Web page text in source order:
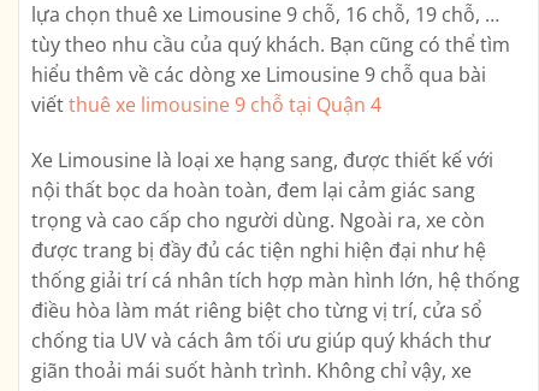
lựa chọn thuê xe Limousine 9 chỗ, 16 chỗ, 19 chỗ, …
tùy theo nhu cầu của quý khách. Bạn cũng có thể tìm
hiểu thêm về các dòng xe Limousine 9 chỗ qua bài
viếtthuê xe limousine 9 chỗ tại Quận 4
Xe Limousine là loại xe hạng sang, được thiết kế với
nội thất bọc da hoàn toàn, đem lại cảm giác sang
trọng và cao cấp cho người dùng. Ngoài ra, xe còn
được trang bị đầy đủ các tiện nghi hiện đại như hệ
thống giải trí cá nhân tích hợp màn hình lớn, hệ thống
điều hòa làm mát riêng biệt cho từng vị trí, cửa sổ
chống tia UV và cách âm tối ưu giúp quý khách thư
giãn thoải mái suốt hành trình. Không chỉ vậy, xe